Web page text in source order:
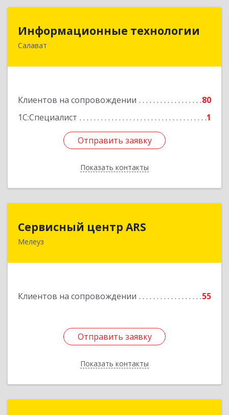
Информационные технологии
Салават
Клиентов на сопровождении
80
1С:Специалист
1
Отправить заявку
Показать контакты
Информационные технологии
Отправить заявку
Назад
Сервисный центр ARS
Мелеуз
Клиентов на сопровождении 55
Отправить заявку
Показать контакты
Отправить заявку
Назад